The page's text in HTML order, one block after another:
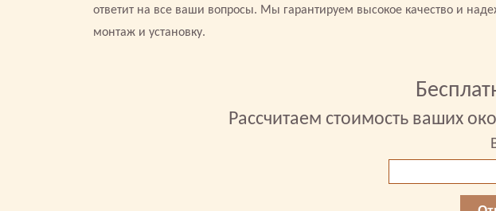
ответит на все ваши вопросы. Мы гарантируем высокое качество и
монтаж и установку.
Рассчитаем стоимость ваших